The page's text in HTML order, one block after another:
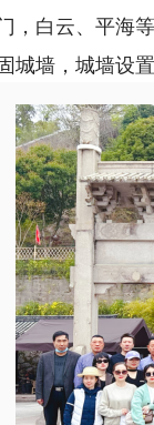
，白云、平海
城墙，城墙设